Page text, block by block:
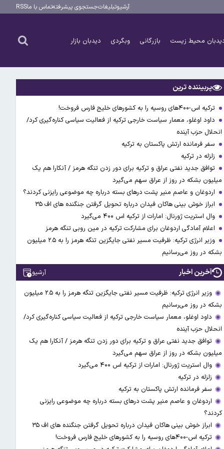
آرشیوتبلیغاتجستجوی پیشرفتهتماس با ماRSS
محیط زیست بازرگانی وبگردی دیدبان بازار
پربیننده ترین
ترکیه اس-۴۰۰های روسیه را به کشورهای خلیج فارس فروخت!
داود اوغلو، معمار سیاست خارجی ترکیه از فعالیت سیاسی کناره‌گیری کرد/
انحلال حزب آینده
سفر فرمانده ارتش پاکستان به ترکیه
زلزله در ترکیه
توافق جدید نفتی عراق و ترکیه برای دور زدن تنگه هرمز / آنکارا هم یک
میلیون بشکه در روز از عراق سهم می‌گیرد
اردوغان و عاصم منیر پشت درهای بسته درباره چه موضوعی رایزنی کردند؟
ابراز خوش بینی هاکان فیدان درباره تحویل گرفتن جنگنده های اف ۳۵
وال استریت ژورنال: امارات از ترکیه اس ۴۰۰ می‌گیرد
اعلام آمادگی اردوغان برای مشارکت ترکیه در مین روبی تنگه هرمز
وزیر انرژی ترکیه: ظرفیت مسیر نفتی جایگزین تنگه هرمز را به ۲.۵ میلیون
بشکه در روز می‌رسانیم
آخرین اخبار آرشیو
وزیر انرژی ترکیه: ظرفیت مسیر نفتی جایگزین تنگه هرمز را به ۲.۵ میلیون
بشکه در روز می‌رسانیم
داود اوغلو، معمار سیاست خارجی ترکیه از فعالیت سیاسی کناره‌گیری کرد/
انحلال حزب آینده
توافق جدید نفتی عراق و ترکیه برای دور زدن تنگه هرمز / آنکارا هم یک
میلیون بشکه در روز از عراق سهم می‌گیرد
وال استریت ژورنال: امارات از ترکیه اس ۴۰۰ می‌گیرد
زلزله در ترکیه
سفر فرمانده ارتش پاکستان به ترکیه
اردوغان و عاصم منیر پشت درهای بسته درباره چه موضوعی رایزنی
کردند؟
ابراز خوش بینی هاکان فیدان درباره تحویل گرفتن جنگنده های اف ۳۵
ترکیه اس-۴۰۰های روسیه را به کشورهای خلیج فارس فروخت!